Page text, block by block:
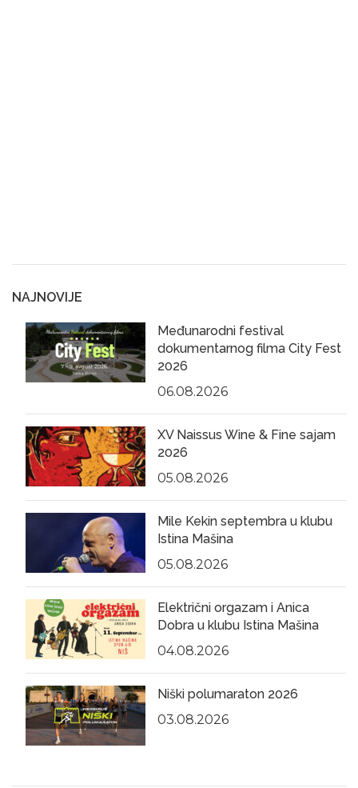
NAJNOVIJE
Međunarodni festival
dokumentarnog filma City Fest
2026
06.08.2026
XV Naissus Wine & Fine sajam
2026
05.08.2026
Mile Kekin septembra u klubu
Istina Mašina
05.08.2026
Električni orgazam i Anica
Dobra u klubu Istina Mašina
04.08.2026
Niški polumaraton 2026
03.08.2026